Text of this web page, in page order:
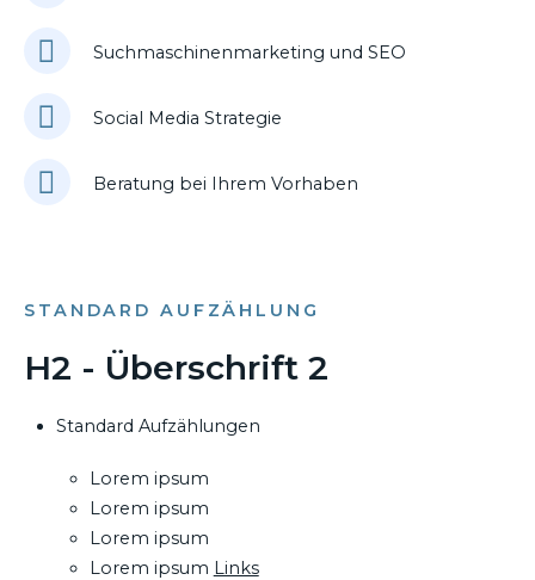
Suchmaschinenmarketing und SEO
Social Media Strategie
Beratung bei Ihrem Vorhaben
STANDARD AUFZÄHLUNG
H2 - Überschrift 2
Standard Aufzählungen
Lorem ipsum
Lorem ipsum
Lorem ipsum
Lorem ipsum Links